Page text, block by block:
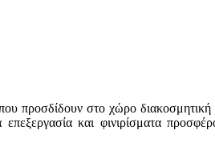
στο χώρο διακοσμητική
και φινιρίσματα